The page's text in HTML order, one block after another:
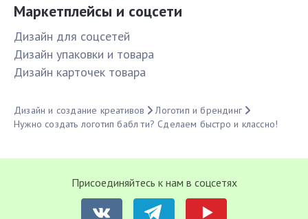
Маркетплейсы и соцсети
Дизайн для соцсетей
Дизайн упаковки и товара
Дизайн карточек товара
Дизайн и создание креативов
Логотип и брендинг
Нужно создать логотип бабл ти? Сделаем быстро и классно!
Присоединяйтесь к нам в соцсетях